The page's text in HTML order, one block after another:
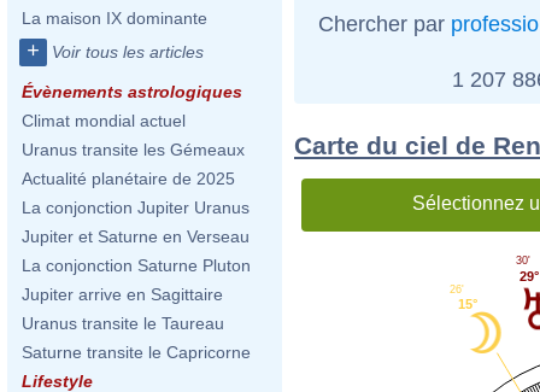
La maison IX dominante
+ Voir tous les articles
Évènements astrologiques
Climat mondial actuel
Uranus transite les Gémeaux
Actualité planétaire de 2025
La conjonction Jupiter Uranus
Jupiter et Saturne en Verseau
La conjonction Saturne Pluton
Jupiter arrive en Sagittaire
Uranus transite le Taureau
Saturne transite le Capricorne
Lifestyle
Chercher par
1 207
Carte du ciel de
Sélectionnez
29°
30'
15°
26'